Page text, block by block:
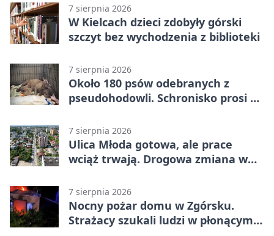
7 sierpnia 2026
W Kielcach dzieci zdobyły górski
szczyt bez wychodzenia z biblioteki
7 sierpnia 2026
Około 180 psów odebranych z
pseudohodowli. Schronisko prosi o
7 sierpnia 2026
Ulica Młoda gotowa, ale prace
wciąż trwają. Drogowa zmiana w
7 sierpnia 2026
Nocny pożar domu w Zgórsku.
Strażacy szukali ludzi w płonącym